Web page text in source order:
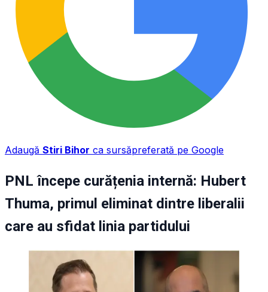
Adaugă Stiri Bihor ca sursăpreferată pe Google
PNL începe curățenia internă: Hubert
Thuma, primul eliminat dintre liberalii
care au sfidat linia partidului